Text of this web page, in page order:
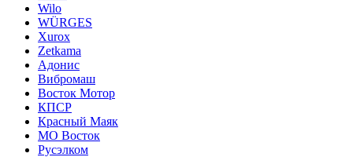
Wilo
WÜRGES
Xurox
Zetkama
Адонис
Вибромаш
Восток Мотор
КПСР
Красный Маяк
МО Восток
Русэлком